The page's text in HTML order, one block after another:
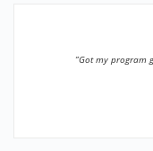
”Got my program